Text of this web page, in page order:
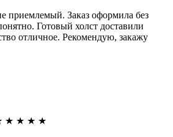
приемлемый. Заказ оформила без
Готовый холст доставили
отличное. Рекомендую, закажу
★ ★ ★ ★